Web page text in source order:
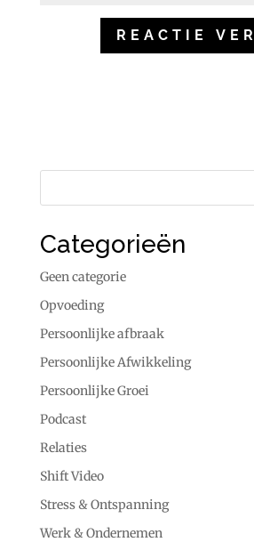
Categorieën
Geen categorie
Opvoeding
Persoonlijke afbraak
Persoonlijke Afwikkeling
Persoonlijke Groei
Podcast
Relaties
Shift Video
Stress & Ontspanning
Werk & Ondernemen